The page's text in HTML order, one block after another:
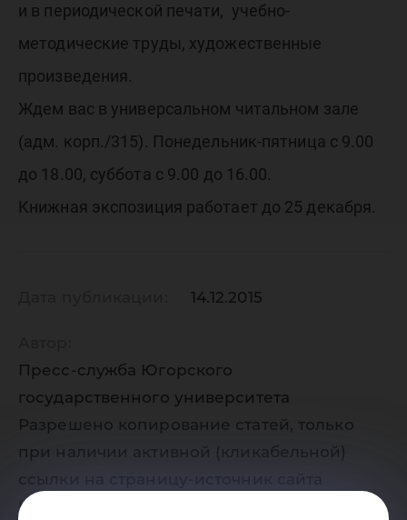
и в периодической печати, учебно-
методические труды, художественные
произведения.
Ждем вас в универсальном читальном зале
(адм. корп./315). Понедельник-пятница с 9.00
до 18.00, суббота с 9.00 до 16.00.
Книжная экспозиция работает до 25 декабря.
14.12.2015
Пресс-служба Югорского
государственного университета
Разрешено копирование статей, только
при наличии активной (кликабельной)
ссылки на страницу-источник сайта
Югорского государственного